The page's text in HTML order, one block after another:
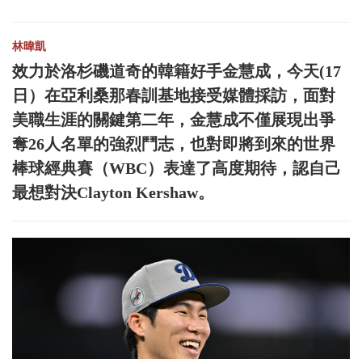
林暐凱
效力於洛杉磯道奇的韓籍好手金慧成，今天(17
日）在亞利桑那春訓基地接受媒體採訪，面對
美職生涯的關鍵第二年，金慧成不僅展現出爭
奪26人名單的強烈鬥志，也對即將到來的世界
棒球經典賽（WBC）表達了高度期待，認自己
最想對決Clayton Kershaw。